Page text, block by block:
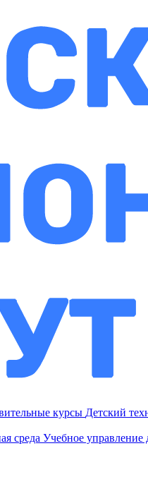
курсы Детский
среда Учебное управление